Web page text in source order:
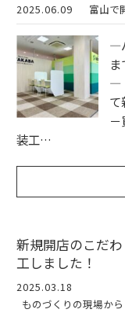
2025.06.09 富山で
—
—
て
装工…
新規開店のこだ
工しました！
2025.03.18
ものづくりの現場から